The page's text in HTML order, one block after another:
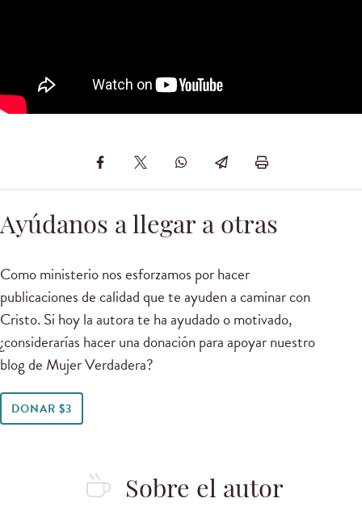
Ayúdanos a llegar a otras
Como ministerio nos esforzamos por hacer
publicaciones de calidad que te ayuden a caminar con
Cristo. Si hoy la autora te ha ayudado o motivado,
¿considerarías hacer una donación para apoyar nuestro
blog de Mujer Verdadera?
DONAR $3
Sobre el autor